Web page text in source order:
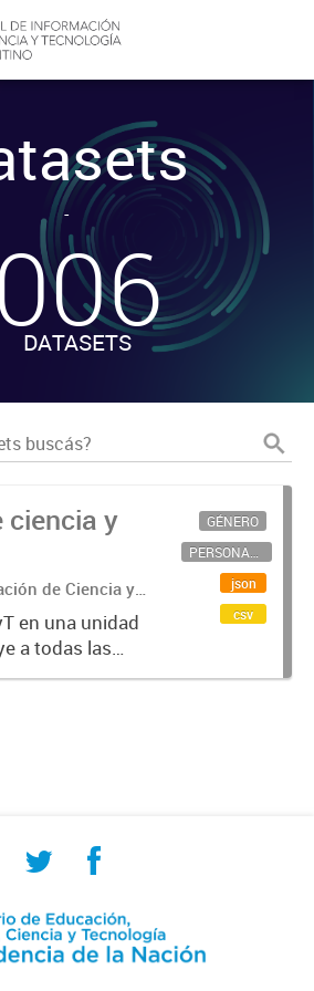
-
006
DATASETS
ciencia y
de Ciencia y
(SICYTAR)
en una unidad
a todas las
GÉNERO
PERSONAL CIENTÍFICO-TECNOLÓGICO
json
csv